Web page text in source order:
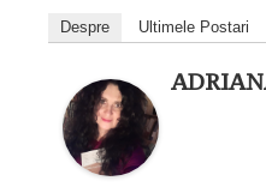
Despre Ultimele Postari